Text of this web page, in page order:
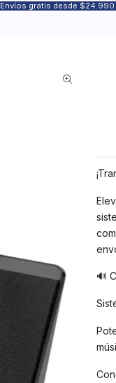
Envíos gratis desde
🔊